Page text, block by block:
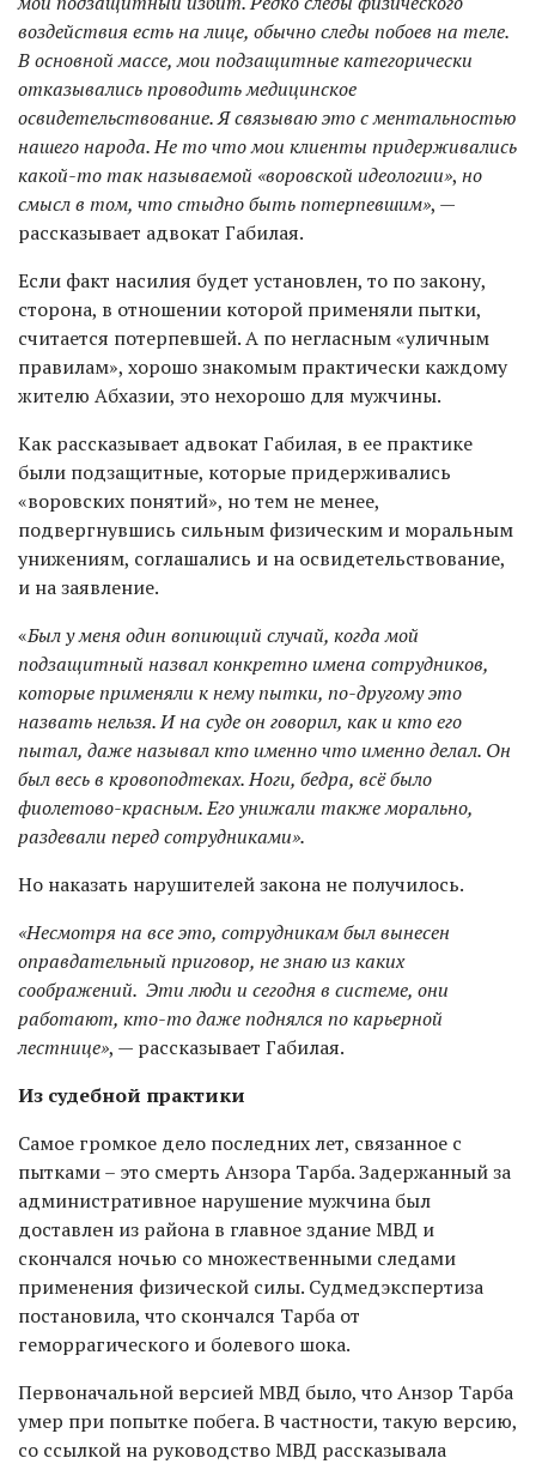
воздействия есть на лице, обычно следы побоев на теле.
В основной массе, мои подзащитные категорически
отказывались проводить медицинское
освидетельствование. Я связываю это с ментальностью
нашего народа. Не то что мои клиенты придерживались
какой-то так называемой «воровской идеологии», но
смысл в том, что стыдно быть потерпевшим», —
рассказывает адвокат Габилая.
Если факт насилия будет установлен, то по закону,
сторона, в отношении которой применяли пытки,
считается потерпевшей. А по негласным «уличным
правилам», хорошо знакомым практически каждому
жителю Абхазии, это нехорошо для мужчины.
Как рассказывает адвокат Габилая, в ее практике
были подзащитные, которые придерживались
«воровских понятий», но тем не менее,
подвергнувшись сильным физическим и моральным
унижениям, соглашались и на освидетельствование,
и на заявление.
«Был у меня один вопиющий случай, когда мой
подзащитный назвал конкретно имена сотрудников,
которые применяли к нему пытки, по-другому это
назвать нельзя. И на суде он говорил, как и кто его
пытал, даже называл кто именно что именно делал. Он
был весь в кровоподтеках. Ноги, бедра, всё было
фиолетово-красным. Его унижали также морально,
раздевали перед сотрудниками».
Но наказать нарушителей закона не получилось.
«Несмотря на все это, сотрудникам был вынесен
оправдательный приговор, не знаю из каких
соображений. Эти люди и сегодня в системе, они
работают, кто-то даже поднялся по карьерной
лестнице», — рассказывает Габилая.
Из судебной практики
Самое громкое дело последних лет, связанное с
пытками – это смерть Анзора Тарба. Задержанный за
административное нарушение мужчина был
доставлен из района в главное здание МВД и
скончался ночью со множественными следами
применения физической силы. Судмедэкспертиза
постановила, что скончался Тарба от
геморрагического и болевого шока.
Первоначальной версией МВД было, что Анзор Тарба
умер при попытке побега. В частности, такую версию,
со ссылкой на руководство МВД рассказывала